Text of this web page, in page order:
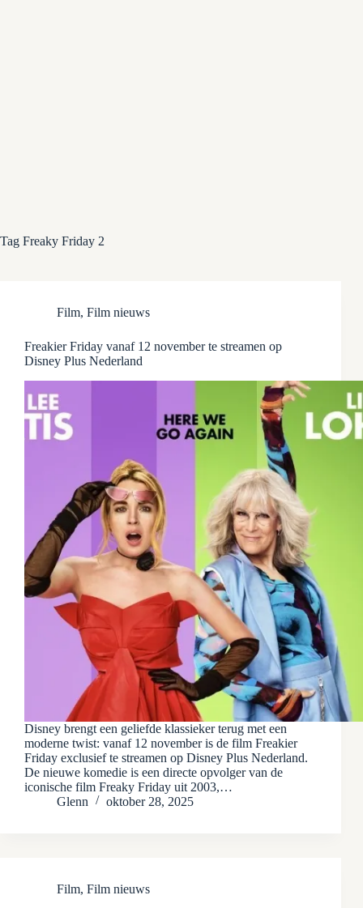
Tag Freaky Friday 2
Film, Film nieuws
Freakier Friday vanaf 12 november te streamen op
Disney Plus Nederland
Disney brengt een geliefde klassieker terug met een
moderne twist: vanaf 12 november is de film Freakier
Friday exclusief te streamen op Disney Plus Nederland.
De nieuwe komedie is een directe opvolger van de
iconische film Freaky Friday uit 2003,…
Glenn
oktober 28, 2025
Film, Film nieuws